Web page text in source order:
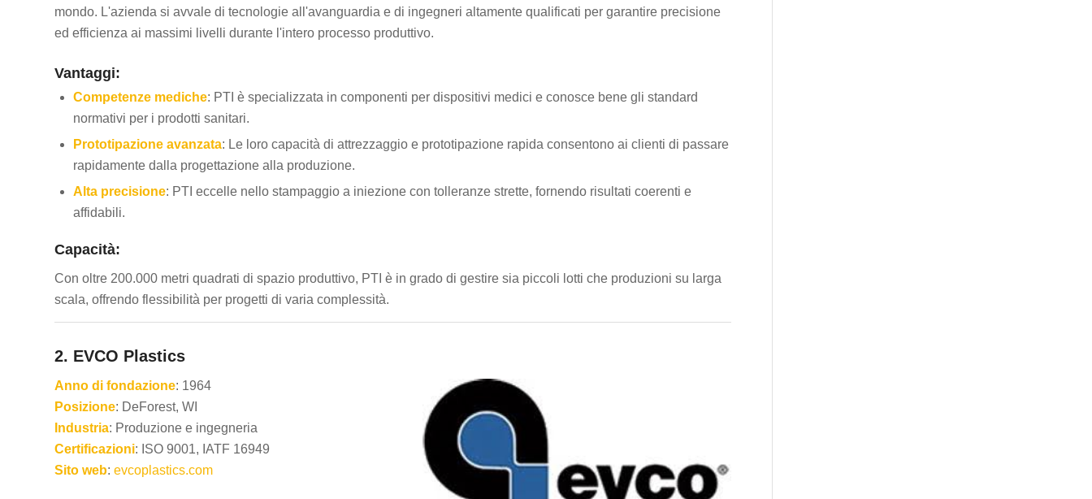
mondo. L'azienda si avvale di tecnologie all'avanguardia e di ingegneri altamente qualificati per garantire precisione
ed efficienza ai massimi livelli durante l'intero processo produttivo.
Vantaggi:
Competenze mediche: PTI è specializzata in componenti per dispositivi medici e conosce bene gli standard
normativi per i prodotti sanitari.
Prototipazione avanzata: Le loro capacità di attrezzaggio e prototipazione rapida consentono ai clienti di passare
rapidamente dalla progettazione alla produzione.
Alta precisione: PTI eccelle nello stampaggio a iniezione con tolleranze strette, fornendo risultati coerenti e
affidabili.
Capacità:
Con oltre 200.000 metri quadrati di spazio produttivo, PTI è in grado di gestire sia piccoli lotti che produzioni su larga
scala, offrendo flessibilità per progetti di varia complessità.
2. EVCO Plastics
Anno di fondazione: 1964
Posizione: DeForest, WI
Industria: Produzione e ingegneria
Certificazioni: ISO 9001, IATF 16949
Sito web: evcoplastics.com